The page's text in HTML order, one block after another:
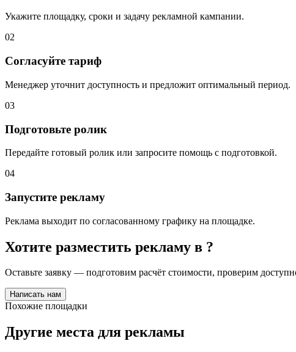
Укажите площадку, сроки и задачу рекламной кампании.
02
Согласуйте тариф
Менеджер уточнит доступность и предложит оптимальный период.
03
Подготовьте ролик
Передайте готовый ролик или запросите помощь с подготовкой.
04
Запустите рекламу
Реклама выходит по согласованному графику на площадке.
Хотите разместить рекламу в ?
Оставьте заявку — подготовим расчёт стоимости, проверим
Написать нам
Похожие площадки
Другие места для рекламы